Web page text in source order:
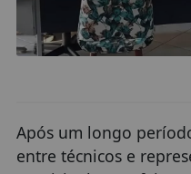
Após um longo
entre técnicos e